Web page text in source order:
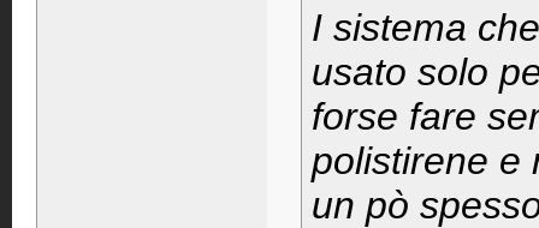
I sistema
usato solo
forse fare
polistirene e
un pò